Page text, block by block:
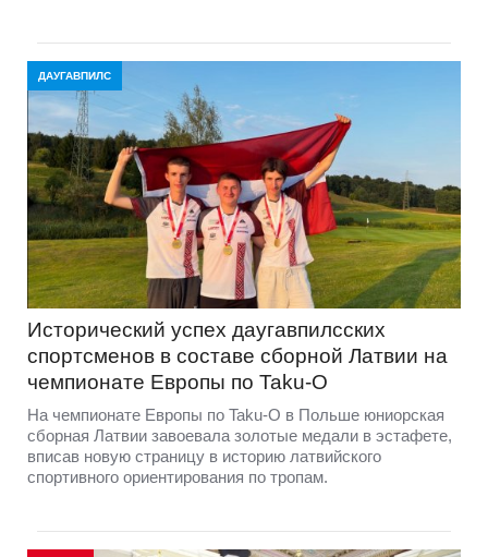
ДАУГАВПИЛС
Исторический успех даугавпилсских
спортсменов в составе сборной Латвии на
чемпионате Европы по Taku-O
На чемпионате Европы по Taku-O в Польше юниорская
сборная Латвии завоевала золотые медали в эстафете,
вписав новую страницу в историю латвийского
спортивного ориентирования по тропам.